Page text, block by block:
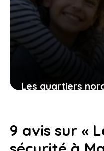
Les quartiers
3 août 2026
9 avis sur «